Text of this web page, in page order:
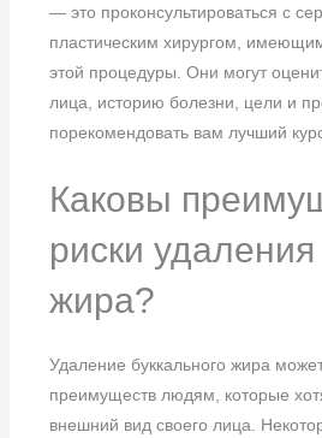
— это проконсультироваться с
пластическим хирургом,
этой процедуры. Они могут
лица, историю болезни, цели и
порекомендовать вам лучший
Каковы
риски
жира?
Удаление буккального жира
преимуществ людям, которые
внешний вид своего лица.